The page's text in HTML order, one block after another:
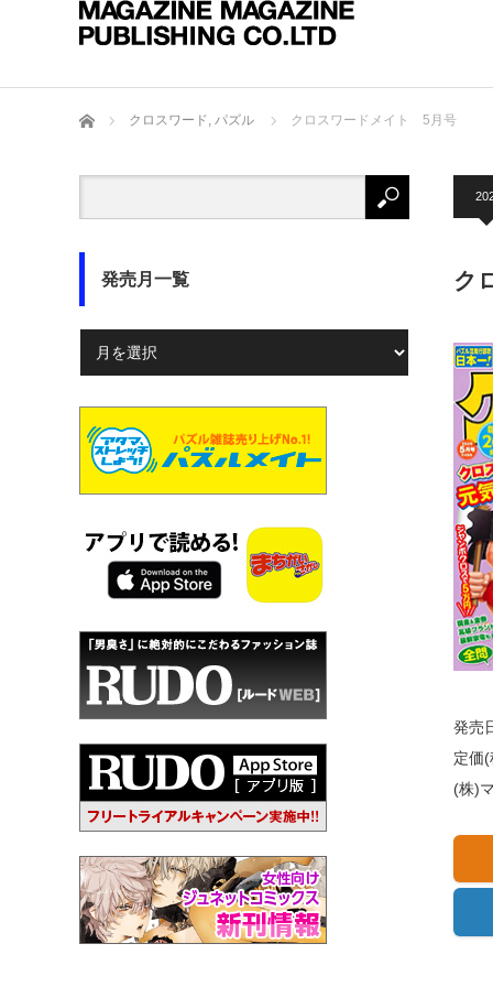
ホーム クロスワード, パズル クロスワードメイト 5月号
ク
発売
定価
(株)
発売月一覧